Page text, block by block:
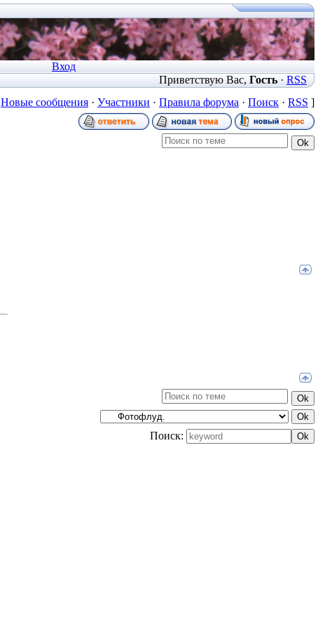
Вход
Приветствую Вас, Гость· RSS
Новые сообщения · Участники · Правила форума · Поиск · RSS ]
Поиск: